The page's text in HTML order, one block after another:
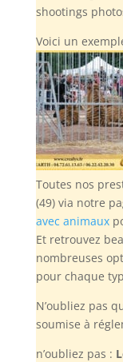
shootings
Voici un
Toutes nos
(49) via notre
avec animaux
Et retrouvez
nombreuses
pour chaque
N’oubliez pas
soumise à
n’oubliez pas :